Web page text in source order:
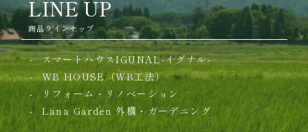
LINE UP
商品ラインナップ
スマートハウスIGUNAL-イグナル-
WB HOUSE（WB工法）
リフォーム・リノベーション
Lana Garden 外構・ガーデニング